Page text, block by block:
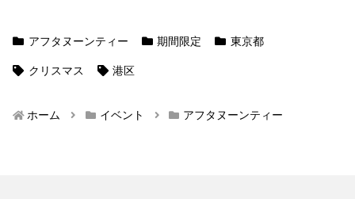
アフタヌーンティー 期間限定 東京都
クリスマス 港区
ホーム イベント アフタヌーンティー